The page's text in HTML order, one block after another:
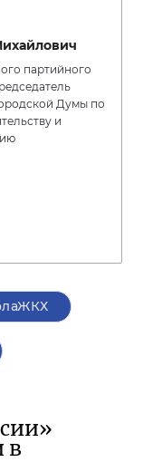
партийного
Думы по
и
в